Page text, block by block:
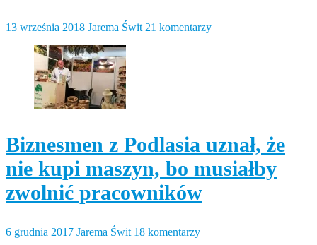
13 września 2018 Jarema Świt 21 komentarzy
Biznesmen z Podlasia uznał, że
nie kupi maszyn, bo musiałby
zwolnić pracowników
6 grudnia 2017 Jarema Świt 18 komentarzy